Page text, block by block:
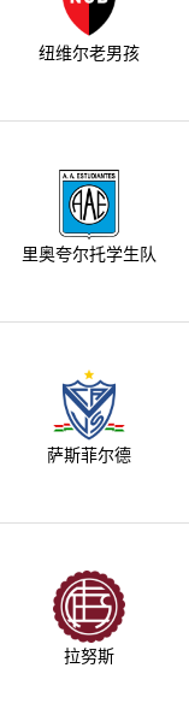
纽维尔老男孩
里奥夸尔托学生队
萨斯菲尔德
拉努斯